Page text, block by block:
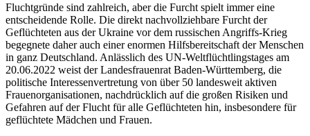
Fluchtgründe sind zahlreich, aber die Furcht spielt immer eine
entscheidende Rolle. Die direkt nachvollziehbare Furcht der
Geflüchteten aus der Ukraine vor dem russischen Angriffs-Krieg
begegnete daher auch einer enormen Hilfsbereitschaft der Menschen
in ganz Deutschland. Anlässlich des UN-Weltflüchtlingstages am
20.06.2022 weist der Landesfrauenrat Baden-Württemberg, die
politische Interessenvertretung von über 50 landesweit aktiven
Frauenorganisationen, nachdrücklich auf die großen Risiken und
Gefahren auf der Flucht für alle Geflüchteten hin, insbesondere für
geflüchtete Mädchen und Frauen.